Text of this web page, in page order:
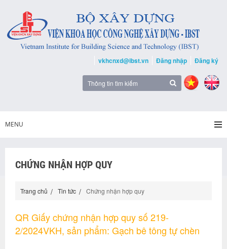
vkhcnxd@ibst.vn Đăng nhập Đăng ký
MENU
CHỨNG NHẬN HỢP QUY
Trang chủ Tin tức Chứng nhận hợp quy
QR Giấy chứng nhận hợp quy số 219-
2/2024VKH, sản phẩm: Gạch bê tông tự chèn